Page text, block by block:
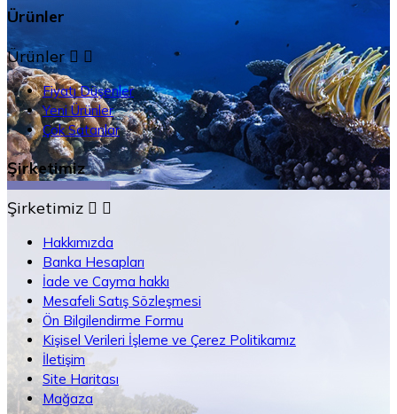
Ürünler
Ürünler  
Fiyatı Düşenler
Yeni Ürünler
Çok Satanlar
Şirketimiz
Şirketimiz  
Hakkımızda
Banka Hesapları
İade ve Cayma hakkı
Mesafeli Satış Sözleşmesi
Ön Bilgilendirme Formu
Kişisel Verileri İşleme ve Çerez Politikamız
İletişim
Site Haritası
Mağaza